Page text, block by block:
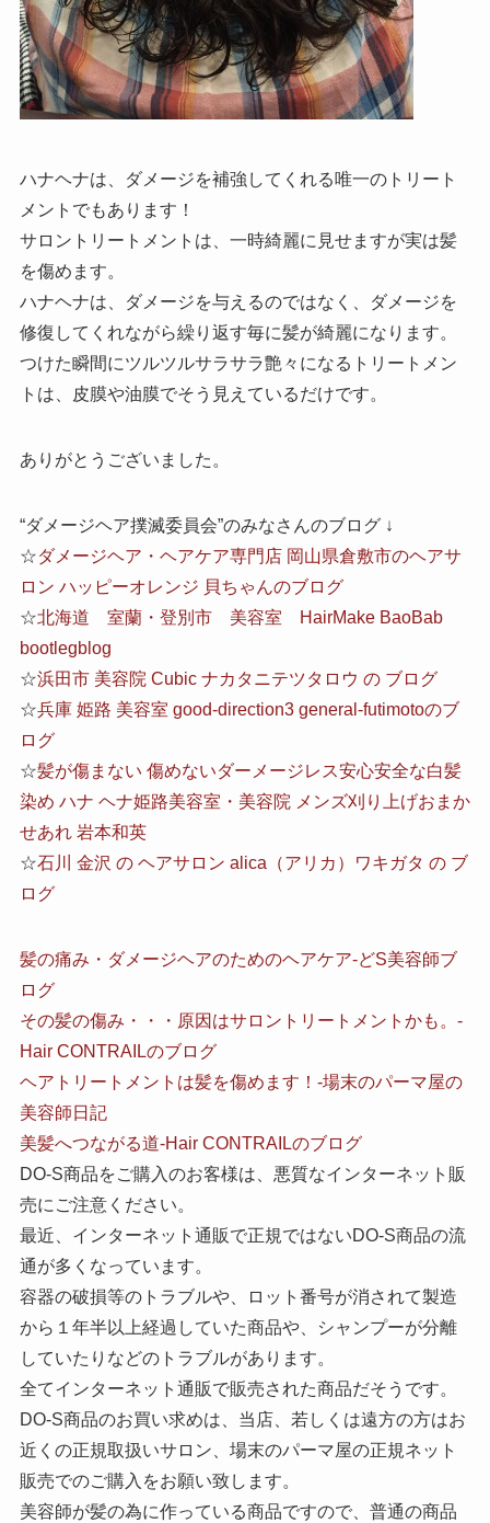
ハナヘナは、ダメージを補強してくれる唯一のトリート
メントでもあります！
サロントリートメントは、一時綺麗に見せますが実は髪
を傷めます。
ハナヘナは、ダメージを与えるのではなく、ダメージを
修復してくれながら繰り返す毎に髪が綺麗になります。
つけた瞬間にツルツルサラサラ艶々になるトリートメン
トは、皮膜や油膜でそう見えているだけです。
ありがとうございました。
“ダメージヘア撲滅委員会”のみなさんのブログ ↓
☆ダメージヘア・ヘアケア専門店 岡山県倉敷市のヘアサ
ロン ハッピーオレンジ 貝ちゃんのブログ
☆北海道 室蘭・登別市 美容室 HairMake BaoBab
bootlegblog
☆浜田市 美容院 Cubic ナカタニテツタロウ の ブログ
☆兵庫 姫路 美容室 good-direction3 general-futimotoのブ
ログ
☆髪が傷まない 傷めないダーメージレス安心安全な白髪
染め ハナ ヘナ姫路美容室・美容院 メンズ刈り上げおまか
せあれ 岩本和英
☆石川 金沢 の ヘアサロン alica（アリカ）ワキガタ の ブ
ログ
髪の痛み・ダメージヘアのためのヘアケア-どS美容師ブ
ログ
その髪の傷み・・・原因はサロントリートメントかも。-
Hair CONTRAILのブログ
ヘアトリートメントは髪を傷めます！-場末のパーマ屋の
美容師日記
美髪へつながる道-Hair CONTRAILのブログ
DO-S商品をご購入のお客様は、悪質なインターネット販
売にご注意ください。
最近、インターネット通販で正規ではないDO-S商品の流
通が多くなっています。
容器の破損等のトラブルや、ロット番号が消されて製造
から１年半以上経過していた商品や、シャンプーが分離
していたりなどのトラブルがあります。
全てインターネット通販で販売された商品だそうです。
DO-S商品のお買い求めは、当店、若しくは遠方の方はお
近くの正規取扱いサロン、場末のパーマ屋の正規ネット
販売でのご購入をお願い致します。
美容師が髪の為に作っている商品ですので、普通の商品